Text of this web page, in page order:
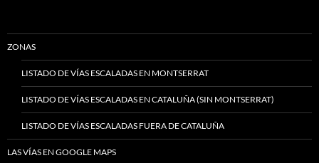
ZONAS
LISTADO DE VÍAS ESCALADAS EN MONTSERRAT
LISTADO DE VÍAS ESCALADAS EN CATALUÑA (SIN MONTSERRAT)
LISTADO DE VÍAS ESCALADAS FUERA DE CATALUÑA
LAS VÍAS EN GOOGLE MAPS